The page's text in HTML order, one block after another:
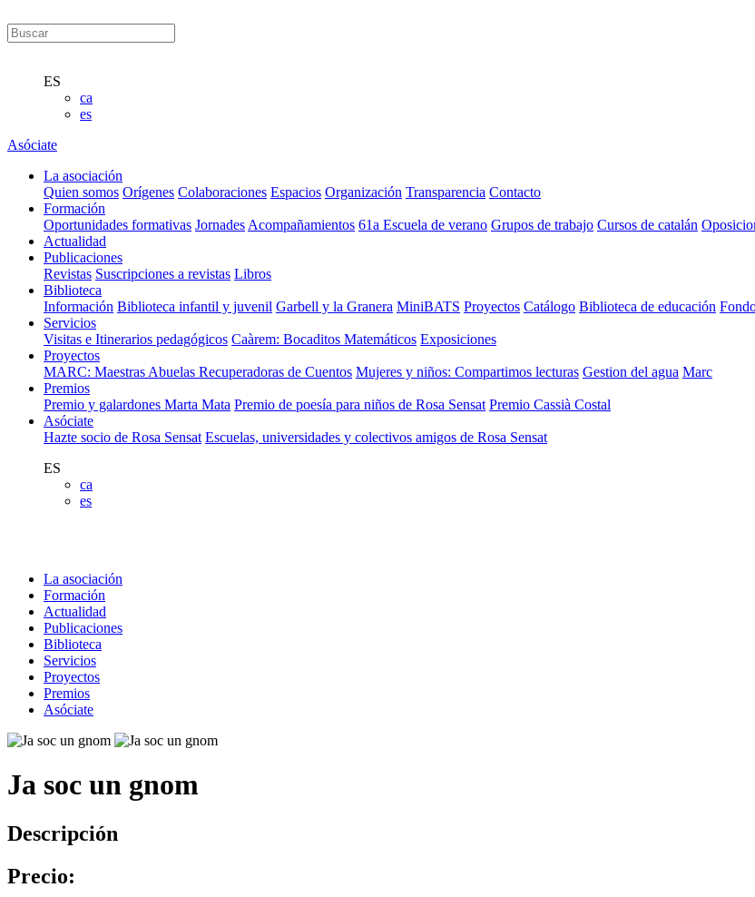
ES
ca
es
Asóciate
La asociación
Quien somos Orígenes Colaboraciones Espacios Organización Transparencia Contacto
Formación
Oportunidades formativas Jornades Acompañamientos 61a Escuela de verano Grupos de trabajo Cursos de catalán
Actualidad
Publicaciones
Revistas Suscripciones a revistas Libros
Biblioteca
Información Biblioteca infantil y juvenil Garbell y la Granera MiniBATS Proyectos Catálogo Biblioteca de educación
Servicios
Visitas e Itinerarios pedagógicos Caàrem: Bocaditos Matemáticos Exposiciones
Proyectos
MARC: Maestras Abuelas Recuperadoras de Cuentos Mujeres y niños: Compartimos lecturas Gestion del agua Marc
Premios
Premio y galardones Marta Mata Premio de poesía para niños de Rosa Sensat Premio Cassià Costal
Asóciate
Hazte socio de Rosa Sensat Escuelas, universidades y colectivos amigos de Rosa Sensat
ES
ca
es
La asociación
Formación
Actualidad
Publicaciones
Biblioteca
Servicios
Proyectos
Premios
Asóciate
Ja soc un gnom
Descripción
Precio: